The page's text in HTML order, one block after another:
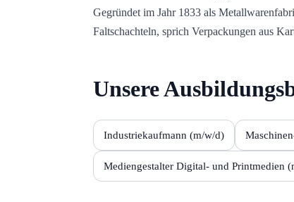
Gegründet im Jahr 1833 als
Faltschachteln, sprich Verpackungen aus
Unsere
Industriekaufmann (m/w/d)
Mediengestalter Digital- und Printmedien